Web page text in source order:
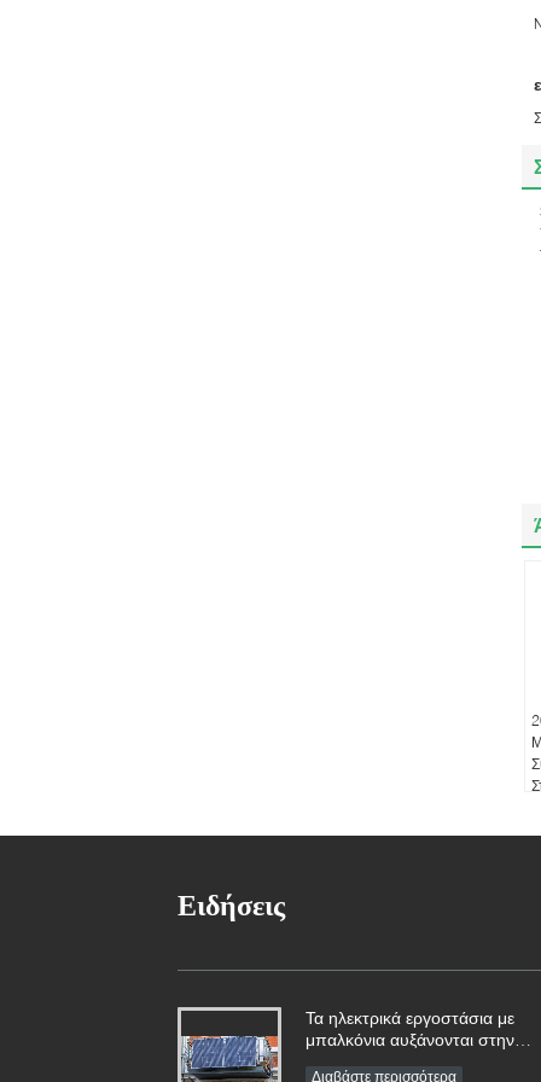
Ειδήσεις
Τα ηλεκτρικά εργοστάσια με
μπαλκόνια αυξάνονται στην
Διαβάστε περισσότερα